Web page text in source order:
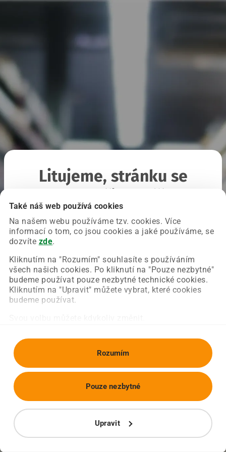
Také náš web používá cookies
Na našem webu používáme tzv. cookies. Více
informací o tom, co jsou cookies a jaké používáme, se
dozvíte zde.
Kliknutím na "Rozumím" souhlasíte s používáním
všech našich cookies. Po kliknutí na "Pouze nezbytné"
budeme používat pouze nezbytné technické cookies.
Kliknutím na "Upravit" můžete vybrat, které cookies
budeme používat.
Rozumím
Upravit
Pouze nezbytné
Litujeme, stránku se
Chyba nastala na naší straně a už ji opravujeme.
Zkuste prosím znovu načíst požadovanou stránku.
Obnovit stránku Úvodní strana